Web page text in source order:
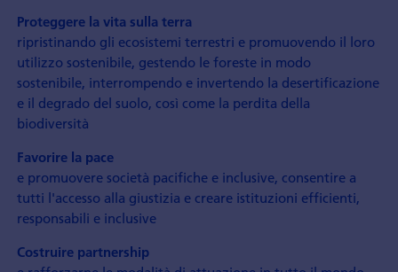
Proteggere la vita sulla terra
ripristinando gli ecosistemi terrestri e promuovendo il loro
utilizzo sostenibile, gestendo le foreste in modo
sostenibile, interrompendo e invertendo la desertificazione
e il degrado del suolo, così come la perdita della
biodiversità
Favorire la pace
e promuovere società pacifiche e inclusive, consentire a
tutti l'accesso alla giustizia e creare istituzioni efficienti,
responsabili e inclusive
Costruire partnership